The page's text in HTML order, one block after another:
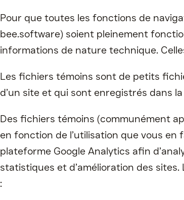
Pour que toutes les fonctions de
bee.software) soient pleinement
informations de nature technique.
Les fichiers témoins sont de petits
d’un site et qui sont enregistrés dans
Des fichiers témoins (communément
en fonction de l’utilisation que vous
plateforme Google Analytics afin
statistiques et d’amélioration des
: